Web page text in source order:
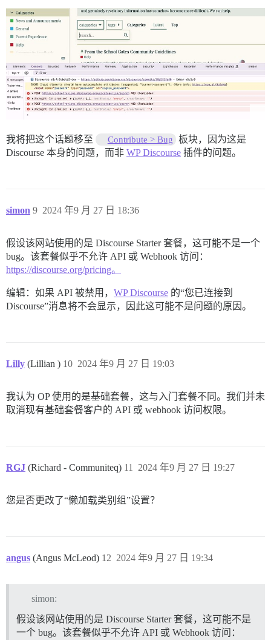
我将把这个话题移至 Contribute > Bug
板块，因为这是
Discourse 本身的问题，而非 WP Discourse 插件的问题。
simon 2024 年9 月 27 日 18:36
9
假设该网站使用的是 Discourse Starter 套餐，这可能不是一个
bug。该套餐似乎不允许 API 或 Webhook 访问：
https://discourse.org/pricing。
编辑：如果 API 被禁用， WP Discourse 的“您已连接到
Discourse”消息将不会显示，因此这可能不是问题的原因。
Lilly (Lillian ) 2024 年9 月 27 日 19:03
10
我认为 OP 使用的是基础套餐，这与入门套餐不同。我们并未
取消现有基础套餐客户的 API 或 webhook 访问权限。
RGJ (Richard - Communiteq) 2024 年9 月 27 日 19:27
11
您是否更改了“懒加载类别组”设置？
angus (Angus McLeod) 2024 年9 月 27 日 19:34
12
simon:
假设该网站使用的是 Discourse Starter 套餐，这可能不是
一个 bug。该套餐似乎不允许 API 或 Webhook 访问：